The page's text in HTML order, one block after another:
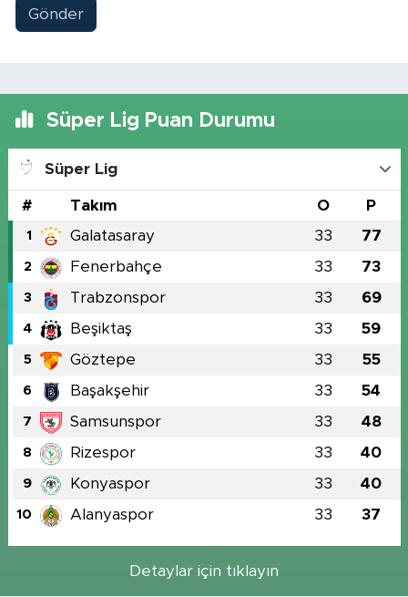
Gönder
Süper Lig Puan Durumu
Süper Lig
# Takım O P
1 Galatasaray 33 77
2 Fenerbahçe 33 73
3 Trabzonspor 33 69
4 Beşiktaş 33 59
5 Göztepe 33 55
6 Başakşehir 33 54
7 Samsunspor 33 48
8 Rizespor 33 40
9 Konyaspor 33 40
10 Alanyaspor 33 37
Detaylar için tıklayın